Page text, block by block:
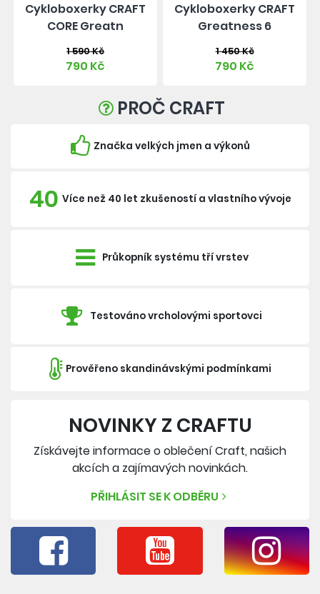
Cykloboxerky CRAFT
CORE Greatn
1 590 Kč
790 Kč
Cykloboxerky CRAFT
Greatness 6
1 450 Kč
790 Kč
PROČ CRAFT
Značka velkých jmen a výkonů
40 Více než 40 let zkušeností a vlastního vývoje
Průkopník systému tří vrstev
Testováno vrcholovými sportovci
Prověřeno skandinávskými podmínkami
NOVINKY Z CRAFTU
Získávejte informace o oblečení Craft, našich
akcích a zajímavých novinkách.
PŘIHLÁSIT SE K ODBĚRU